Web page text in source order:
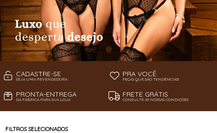
CADASTRE-SE
SEJA UMA REVENDEDORA
PRA VOCÊ
PEÇAS QUE SÃO TENDÊNCIAS!
PRONTA-ENTREGA
DA FÁBRICA PARA SUA LOJA
FRETE GRÁTIS
CONSULTE AS NOSSAS CONDIÇÕES
FILTROS SELECIONADOS